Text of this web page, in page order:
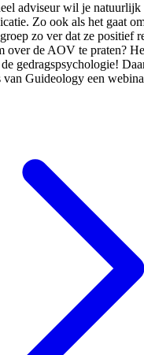
adviseur wil je natuurlijk
Zo ook als het gaat
zo ver dat ze positief
over de AOV te praten?
gedragspsychologie!
van Guideology een